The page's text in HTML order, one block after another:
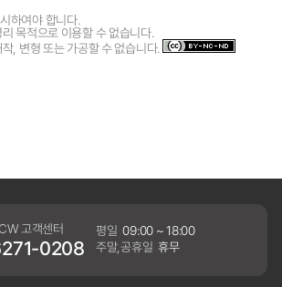
하여야 합니다.
목적으로 이용할 수 없습니다.
, 변형 또는 가공할 수 없습니다.
고객센터
0208
평일 09:00 ~ 18:00
주말,공휴일 휴무